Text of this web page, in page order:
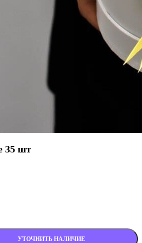
35 шт
УТОЧНИТЬ НАЛИЧИЕ